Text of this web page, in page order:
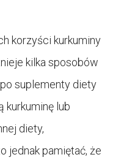
korzyści kurkuminy
kilka sposobów
suplementy diety
kurkuminę lub
diety,
jednak pamiętać, że